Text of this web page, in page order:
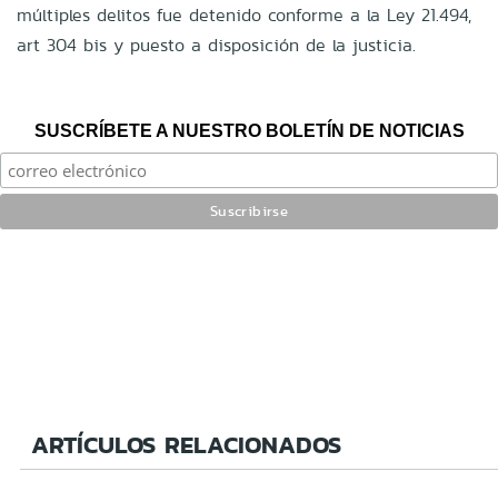
múltiples delitos fue detenido conforme a la Ley 21.494,
art 304 bis y puesto a disposición de la justicia.
SUSCRÍBETE A NUESTRO BOLETÍN DE NOTICIAS
ARTÍCULOS RELACIONADOS